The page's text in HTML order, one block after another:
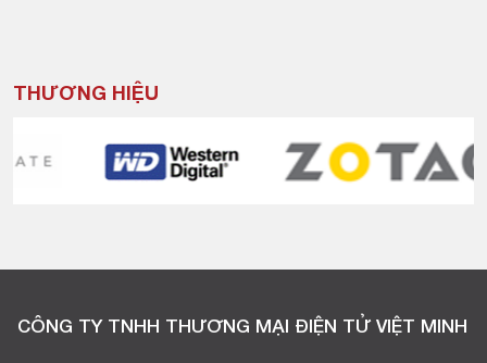
THƯƠNG HIỆU
CÔNG TY TNHH THƯƠNG MẠI ĐIỆN TỬ VIỆT MINH